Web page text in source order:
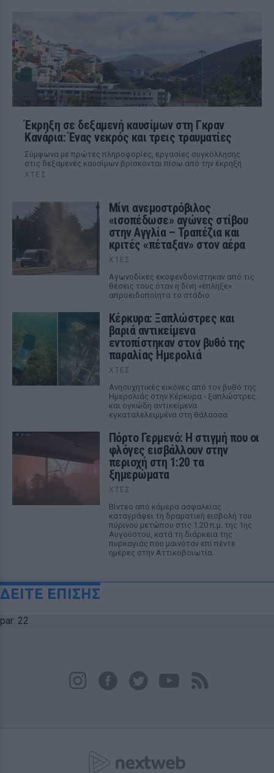
Έκρηξη σε δεξαμενή καυσίμων στη Γκραν
Κανάρια: Ένας νεκρός και τρεις τραυματίες
Σύμφωνα με πρώτες πληροφορίες, εργασίες συγκόλλησης
στις δεξαμενές καυσίμων βρίσκονται πίσω από την έκρηξη
ΧΤΕΣ
Μίνι ανεμοστρόβιλος
«ισοπέδωσε» αγώνες στίβου
στην Αγγλία – Τραπέζια και
κριτές «πέταξαν» στον αέρα
ΧΤΕΣ
Αγωνοδίκες εκσφενδονίστηκαν από τις
θέσεις τους όταν η δίνη «έπληξε»
απροειδοποίητα το στάδιο
Κέρκυρα: Ξαπλώστρες και
βαριά αντικείμενα
εντοπίστηκαν στον βυθό της
παραλίας Ημερολιά
ΧΤΕΣ
Ανησυχητικές εικόνες από τον βυθό της
Ημερολιάς στην Κέρκυρα - ξαπλώστρες
και ογκώδη αντικείμενα
εγκαταλελειμμένα στη θάλασσα
Πόρτο Γερμενό: Η στιγμή που οι
φλόγες εισβάλλουν στην
περιοχή στη 1:20 τα
ξημερώματα
ΧΤΕΣ
Βίντεο από κάμερα ασφαλείας
καταγράφει τη δραματική εισβολή του
πύρινου μετώπου στις 1:20 π.μ. της 1ης
Αυγούστου, κατά τη διάρκεια της
πυρκαγιάς που μαινόταν επί πέντε
ημέρες στην Αττικοβοιωτία.
ΔΕΙΤΕ ΕΠΙΣΗΣ
par: 22